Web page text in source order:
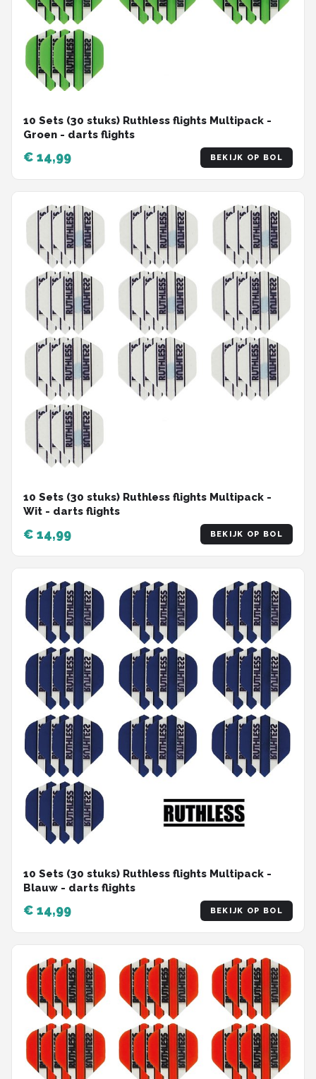
10 Sets (30 stuks) Ruthless flights Multipack -
Groen - darts flights
€ 14,99 BEKIJK OP BOL
10 Sets (30 stuks) Ruthless flights Multipack -
Wit - darts flights
€ 14,99 BEKIJK OP BOL
10 Sets (30 stuks) Ruthless flights Multipack -
Blauw - darts flights
€ 14,99 BEKIJK OP BOL